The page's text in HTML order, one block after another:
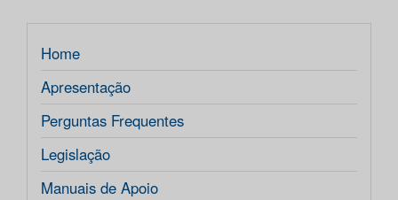
Home
Apresentação
Perguntas Frequentes
Legislação
Manuais de Apoio